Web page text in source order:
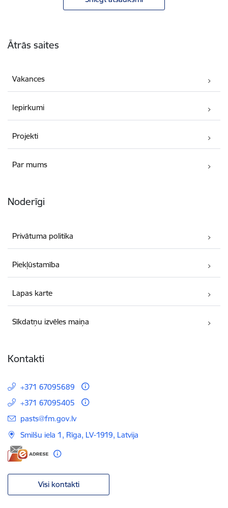
Ātrās saites
Vakances
Iepirkumi
Projekti
Par mums
Noderīgi
Privātuma politika
Piekļūstamība
Lapas karte
Sīkdatņu izvēles maiņa
Kontakti
+371 67095689
+371 67095405
E-pasts:
pasts@fm.gov.lv
Smilšu iela 1, Rīga, LV-1919, Latvija
Visi kontakti